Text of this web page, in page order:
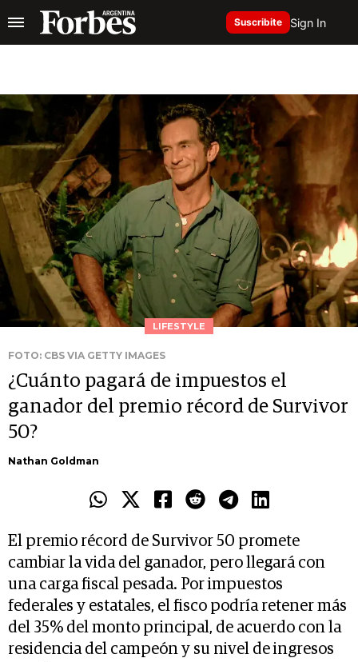
Suscribite Sign In
LIFESTYLE
FOTO: CBS VIA GETTY IMAGES
¿Cuánto pagará de impuestos el
ganador del premio récord de Survivor
50?
Nathan Goldman
El premio récord de Survivor 50 promete
cambiar la vida del ganador, pero llegará con
una carga fiscal pesada. Por impuestos
federales y estatales, el fisco podría retener más
del 35% del monto principal, de acuerdo con la
residencia del campeón y su nivel de ingresos